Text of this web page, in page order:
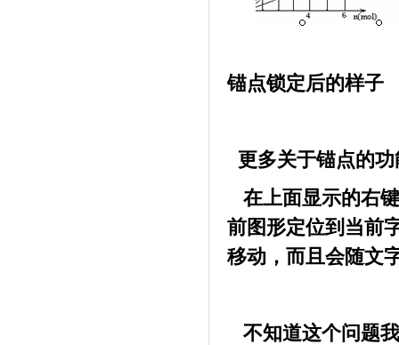
锚点锁定后的样子
更多关于锚点的功
在上面显示的右
前图形定位到当前
移动，而且会随文
不知道这个问题